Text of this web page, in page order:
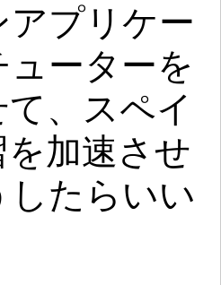
プリケー
ーターを
、スペイ
加速させ
たらいい